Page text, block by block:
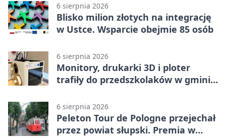
6 sierpnia 2026
Blisko milion złotych na integrację
w Ustce. Wsparcie obejmie 85 osób
6 sierpnia 2026
Monitory, drukarki 3D i ploter
trafiły do przedszkolaków w gminie
6 sierpnia 2026
Peleton Tour de Pologne przejechał
przez powiat słupski. Premia w